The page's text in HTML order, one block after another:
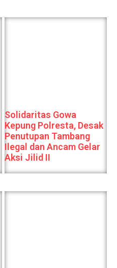
Solidaritas Gowa
Kepung Polresta, Desak
Penutupan Tambang
Ilegal dan Ancam Gelar
Aksi Jilid II